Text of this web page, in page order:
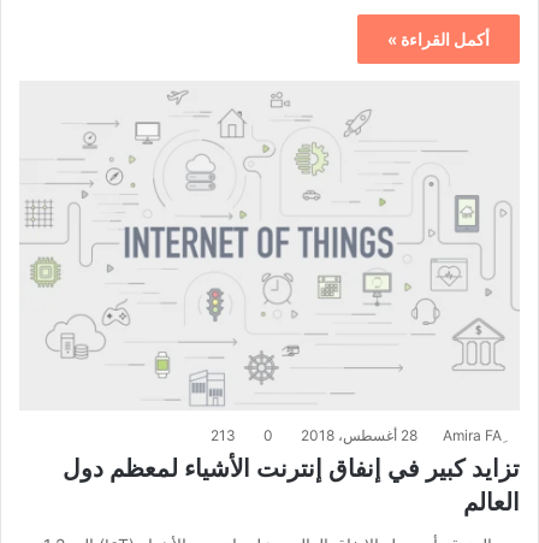
أكمل القراءة »
28 أغسطس، 2018 0
213
تزايد كبير في إنفاق إنترنت الأشياء لمعظم دول
العالم